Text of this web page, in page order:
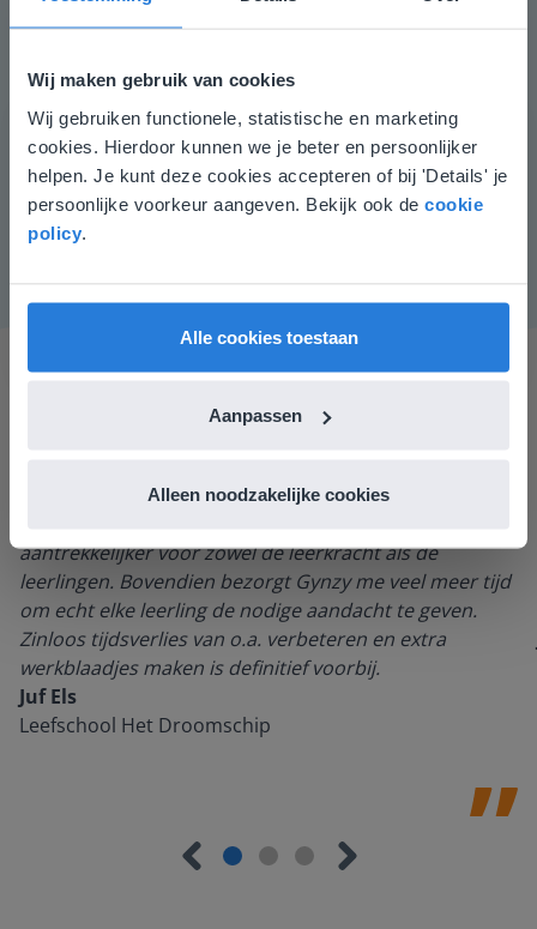
Wij maken gebruik van cookies
Wij gebruiken functionele, statistische en marketing
cookies. Hierdoor kunnen we je beter en persoonlijker
helpen. Je kunt deze cookies accepteren of bij 'Details' je
persoonlijke voorkeur aangeven. Bekijk ook de cookie
policy
Alle cookies toestaan
Aanpassen
Alleen noodzakelijke cookies
Aandachtspunten
kunnen gebruikmaken van MAB-materiaal. Laat hen
andere groepje verder tellen.
Instructiemateriaal
Getalkaartjes tot en met 10.
aantrekkelijker voor zowel de leerkracht als de
leerlingen. Bovendien bezorgt Gynzy me veel meer tijd
om echt elke leerling de nodige aandacht te geven.
Zinloos tijdsverlies van o.a. verbeteren en extra
werkblaadjes maken is definitief voorbij.
Juf Els
Leefschool Het Droomschip
Deze website komt niet
overeen met je locatie
Gezien je locatie, denken we dat je misschien
liever naar de website voor English gaat. Hier
English
Vlaanderen